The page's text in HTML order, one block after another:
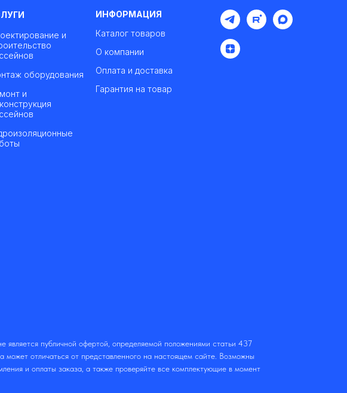
и
оборудования
и
ИНФОРМАЦИЯ
Каталог товаров
О компании
Оплата и доставка
Гарантия на товар
публичной офертой, определяемой положениями статьи 437
отличаться от представленного на настоящем сайте. Возможны
и оплаты заказа, а также проверяйте все комплектующие в момент